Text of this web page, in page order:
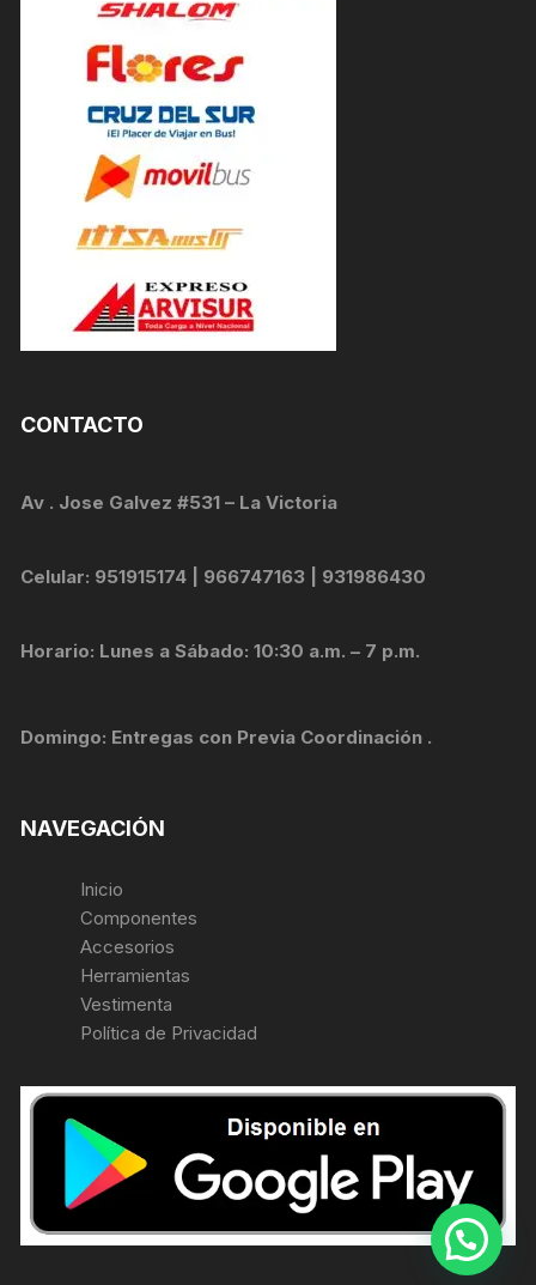
CONTACTO
Av . Jose Galvez #531 – La Victoria
Celular: 951915174 | 966747163 | 931986430
Horario: Lunes a Sábado: 10:30 a.m. – 7 p.m.
Domingo: Entregas con Previa Coordinación .
NAVEGACIÓN
Inicio
Componentes
Accesorios
Herramientas
Vestimenta
Política de Privacidad